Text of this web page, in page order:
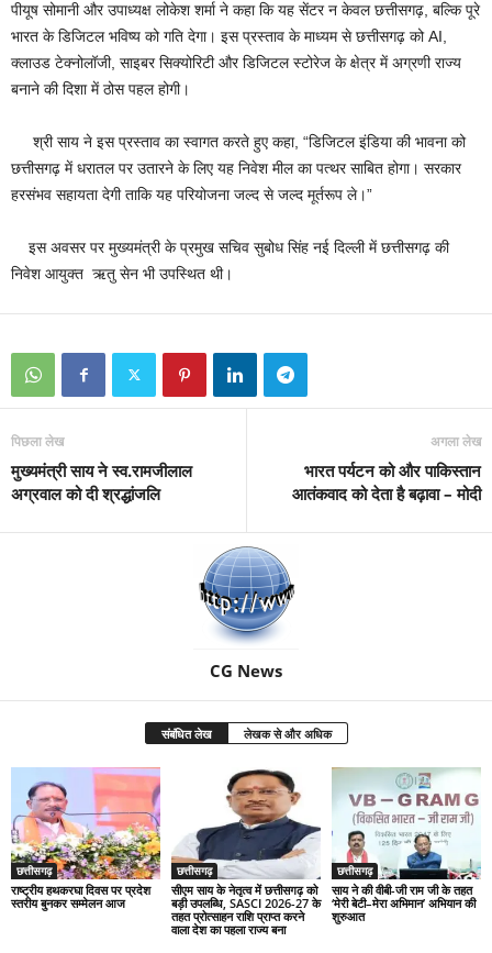
पीयूष सोमानी और उपाध्यक्ष लोकेश शर्मा ने कहा कि यह सेंटर न केवल छत्तीसगढ़, बल्कि पूरे
भारत के डिजिटल भविष्य को गति देगा। इस प्रस्ताव के माध्यम से छत्तीसगढ़ को AI,
क्लाउड टेक्नोलॉजी, साइबर सिक्योरिटी और डिजिटल स्टोरेज के क्षेत्र में अग्रणी राज्य
बनाने की दिशा में ठोस पहल होगी।
श्री साय ने इस प्रस्ताव का स्वागत करते हुए कहा, “डिजिटल इंडिया की भावना को
छत्तीसगढ़ में धरातल पर उतारने के लिए यह निवेश मील का पत्थर साबित होगा। सरकार
हरसंभव सहायता देगी ताकि यह परियोजना जल्द से जल्द मूर्तरूप ले।”
इस अवसर पर मुख्यमंत्री के प्रमुख सचिव सुबोध सिंह नई दिल्ली में छत्तीसगढ़ की
निवेश आयुक्त ऋतु सेन भी उपस्थित थी।
पिछला लेख
मुख्यमंत्री साय ने स्व.रामजीलाल
अग्रवाल को दी श्रद्धांजलि
अगला लेख
भारत पर्यटन को और पाकिस्तान
आतंकवाद को देता है बढ़ावा – मोदी
CG News
संबंधित लेख लेखक से और अधिक
छत्तीसगढ़
राष्ट्रीय हथकरघा दिवस पर प्रदेश
स्तरीय बुनकर सम्मेलन आज
छत्तीसगढ़
सीएम साय के नेतृत्व में छत्तीसगढ़ को
बड़ी उपलब्धि, SASCI 2026-27 के
तहत प्रोत्साहन राशि प्राप्त करने
वाला देश का पहला राज्य बना
छत्तीसगढ़
साय ने की वीबी-जी राम जी के तहत
‘मेरी बेटी–मेरा अभिमान’ अभियान की
शुरुआत